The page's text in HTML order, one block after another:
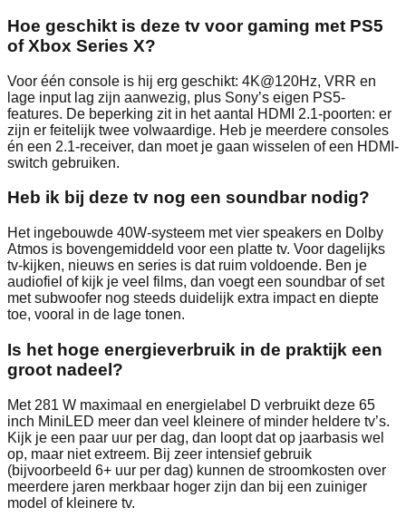
Hoe geschikt is deze tv voor gaming met PS5
of Xbox Series X?
Voor één console is hij erg geschikt: 4K@120Hz, VRR en
lage input lag zijn aanwezig, plus Sony’s eigen PS5-
features. De beperking zit in het aantal HDMI 2.1-poorten: er
zijn er feitelijk twee volwaardige. Heb je meerdere consoles
én een 2.1-receiver, dan moet je gaan wisselen of een HDMI-
switch gebruiken.
Heb ik bij deze tv nog een soundbar nodig?
Het ingebouwde 40W-systeem met vier speakers en Dolby
Atmos is bovengemiddeld voor een platte tv. Voor dagelijks
tv-kijken, nieuws en series is dat ruim voldoende. Ben je
audiofiel of kijk je veel films, dan voegt een soundbar of set
met subwoofer nog steeds duidelijk extra impact en diepte
toe, vooral in de lage tonen.
Is het hoge energieverbruik in de praktijk een
groot nadeel?
Met 281 W maximaal en energielabel D verbruikt deze 65
inch MiniLED meer dan veel kleinere of minder heldere tv’s.
Kijk je een paar uur per dag, dan loopt dat op jaarbasis wel
op, maar niet extreem. Bij zeer intensief gebruik
(bijvoorbeeld 6+ uur per dag) kunnen de stroomkosten over
meerdere jaren merkbaar hoger zijn dan bij een zuiniger
model of kleinere tv.